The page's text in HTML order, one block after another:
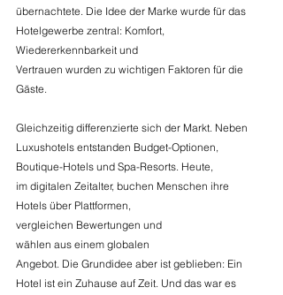
übernachtete. Die Idee der Marke wurde für das
Hotelgewerbe zentral: Komfort,
Wiedererkennbarkeit und
Vertrauen wurden zu wichtigen Faktoren für die
Gäste.
Gleichzeitig differenzierte sich der Markt. Neben
Luxushotels entstanden Budget-Optionen,
Boutique-Hotels und Spa-Resorts. Heute,
im digitalen Zeitalter, buchen Menschen ihre
Hotels über Plattformen,
vergleichen Bewertungen und
wählen aus einem globalen
Angebot. Die Grundidee aber ist geblieben: Ein
Hotel ist ein Zuhause auf Zeit. Und das war es